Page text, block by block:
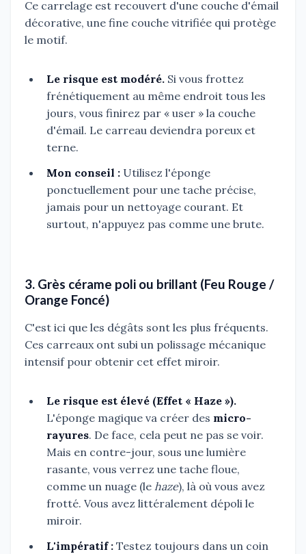
Ce carrelage est recouvert d'une couche d'émail
décorative, une fine couche vitrifiée qui protège
le motif.
Le risque est modéré. Si vous frottez
frénétiquement au même endroit tous les
jours, vous finirez par « user » la couche
d'émail. Le carreau deviendra poreux et
terne.
Mon conseil : Utilisez l'éponge
ponctuellement pour une tache précise,
jamais pour un nettoyage courant. Et
surtout, n'appuyez pas comme une brute.
3. Grès cérame poli ou brillant (Feu Rouge /
Orange Foncé)
C'est ici que les dégâts sont les plus fréquents.
Ces carreaux ont subi un polissage mécanique
intensif pour obtenir cet effet miroir.
Le risque est élevé (Effet « Haze »).
L'éponge magique va créer des micro-
rayures. De face, cela peut ne pas se voir.
Mais en contre-jour, sous une lumière
rasante, vous verrez une tache floue,
comme un nuage (le haze), là où vous avez
frotté. Vous avez littéralement dépoli le
miroir.
L'impératif : Testez toujours dans un coin